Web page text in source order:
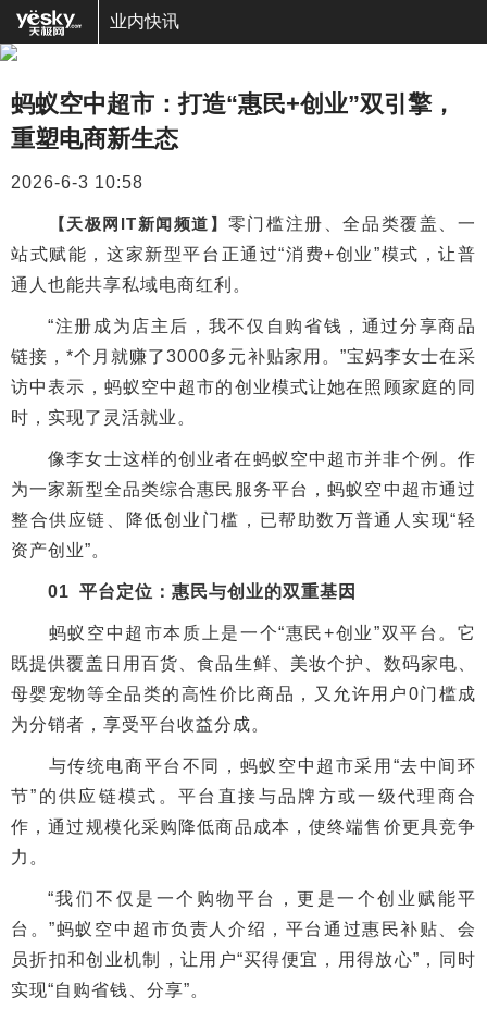
业内快讯
蚂蚁空中超市：打造“惠民+创业”双引擎，
重塑电商新生态
2026-6-3 10:58
【天极网IT新闻频道】 零门槛注册、全品类覆盖、一
站式赋能，这家新型平台正通过“消费+创业”模式，让普
通人也能共享私域电商红利。
“注册成为店主后，我不仅自购省钱，通过分享商品
链接，*个月就赚了3000多元补贴家用。”宝妈李女士在采
访中表示，蚂蚁空中超市的创业模式让她在照顾家庭的同
时，实现了灵活就业。
像李女士这样的创业者在蚂蚁空中超市并非个例。作
为一家新型全品类综合惠民服务平台，蚂蚁空中超市通过
整合供应链、降低创业门槛，已帮助数万普通人实现“轻
资产创业”。
01 平台定位：惠民与创业的双重基因
蚂蚁空中超市本质上是一个“惠民+创业”双平台。它
既提供覆盖日用百货、食品生鲜、美妆个护、数码家电、
母婴宠物等全品类的高性价比商品，又允许用户0门槛成
为分销者，享受平台收益分成。
与传统电商平台不同，蚂蚁空中超市采用“去中间环
节”的供应链模式。平台直接与品牌方或一级代理商合
作，通过规模化采购降低商品成本，使终端售价更具竞争
力。
“我们不仅是一个购物平台，更是一个创业赋能平
台。”蚂蚁空中超市负责人介绍，平台通过惠民补贴、会
员折扣和创业机制，让用户“买得便宜，用得放心”，同时
实现“自购省钱、分享”。